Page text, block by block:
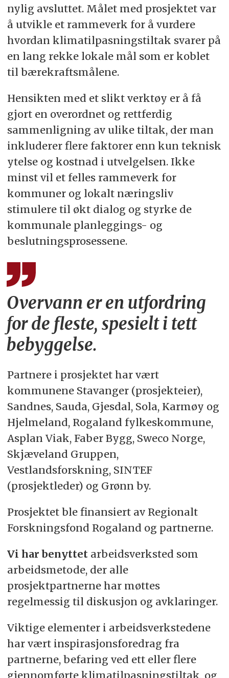
nylig avsluttet. Målet med prosjektet var
å utvikle et rammeverk for å vurdere
hvordan klimatilpasningstiltak svarer på
en lang rekke lokale mål som er koblet
til bærekraftsmålene.
Hensikten med et slikt verktøy er å få
gjort en overordnet og rettferdig
sammenligning av ulike tiltak, der man
inkluderer flere faktorer enn kun teknisk
ytelse og kostnad i utvelgelsen. Ikke
minst vil et felles rammeverk for
kommuner og lokalt næringsliv
stimulere til økt dialog og styrke de
kommunale planleggings- og
beslutningsprosessene.
Overvann er en utfordring
for de fleste, spesielt i tett
bebyggelse.
Partnere i prosjektet har vært
kommunene Stavanger (prosjekteier),
Sandnes, Sauda, Gjesdal, Sola, Karmøy og
Hjelmeland, Rogaland fylkeskommune,
Asplan Viak, Faber Bygg, Sweco Norge,
Skjæveland Gruppen,
Vestlandsforskning, SINTEF
(prosjektleder) og Grønn by.
Prosjektet ble finansiert av Regionalt
Forskningsfond Rogaland og partnerne.
Vi har benyttetarbeidsverksted som
arbeidsmetode, der alle
prosjektpartnerne har møttes
regelmessig til diskusjon og avklaringer.
Viktige elementer i arbeidsverkstedene
har vært inspirasjonsforedrag fra
partnerne, befaring ved ett eller flere
gjennomførte klimatilpasningstiltak, og